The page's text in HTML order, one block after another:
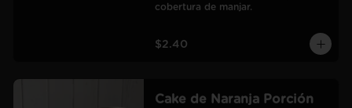
cobertura de manjar.
$2.40
Cake de Naranja Porción